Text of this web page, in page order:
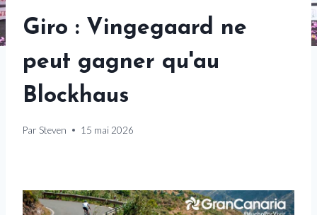
Giro : Vingegaard ne
peut gagner qu'au
Blockhaus
Par Steven 15 mai 2026